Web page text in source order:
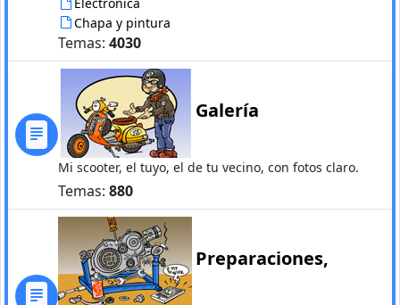
Electrónica
Chapa y pintura
Temas: 4030
Galería
Mi scooter, el tuyo, el de tu vecino, con fotos claro.
Temas: 880
Preparaciones,